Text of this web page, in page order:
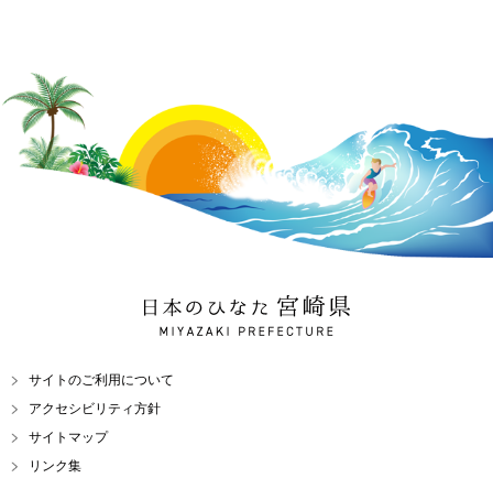
日本のひなた 宮崎県
MIYAZAKI PREFECTURE
サイトのご利用について
アクセシビリティ方針
サイトマップ
リンク集